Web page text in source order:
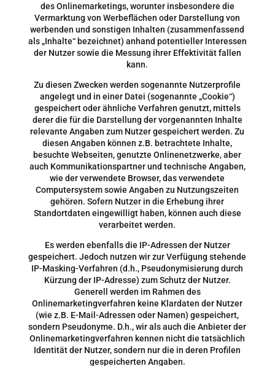
des Onlinemarketings, worunter insbesondere die
Vermarktung von Werbeflächen oder Darstellung von
werbenden und sonstigen Inhalten (zusammenfassend
als „Inhalte“ bezeichnet) anhand potentieller Interessen
der Nutzer sowie die Messung ihrer Effektivität fallen
kann.
Zu diesen Zwecken werden sogenannte Nutzerprofile
angelegt und in einer Datei (sogenannte „Cookie“)
gespeichert oder ähnliche Verfahren genutzt, mittels
derer die für die Darstellung der vorgenannten Inhalte
relevante Angaben zum Nutzer gespeichert werden. Zu
diesen Angaben können z.B. betrachtete Inhalte,
besuchte Webseiten, genutzte Onlinenetzwerke, aber
auch Kommunikationspartner und technische Angaben,
wie der verwendete Browser, das verwendete
Computersystem sowie Angaben zu Nutzungszeiten
gehören. Sofern Nutzer in die Erhebung ihrer
Standortdaten eingewilligt haben, können auch diese
verarbeitet werden.
Es werden ebenfalls die IP-Adressen der Nutzer
gespeichert. Jedoch nutzen wir zur Verfügung stehende
IP-Masking-Verfahren (d.h., Pseudonymisierung durch
Kürzung der IP-Adresse) zum Schutz der Nutzer.
Generell werden im Rahmen des
Onlinemarketingverfahren keine Klardaten der Nutzer
(wie z.B. E-Mail-Adressen oder Namen) gespeichert,
sondern Pseudonyme. D.h., wir als auch die Anbieter der
Onlinemarketingverfahren kennen nicht die tatsächlich
Identität der Nutzer, sondern nur die in deren Profilen
gespeicherten Angaben.